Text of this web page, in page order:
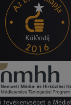
tevékenységet a